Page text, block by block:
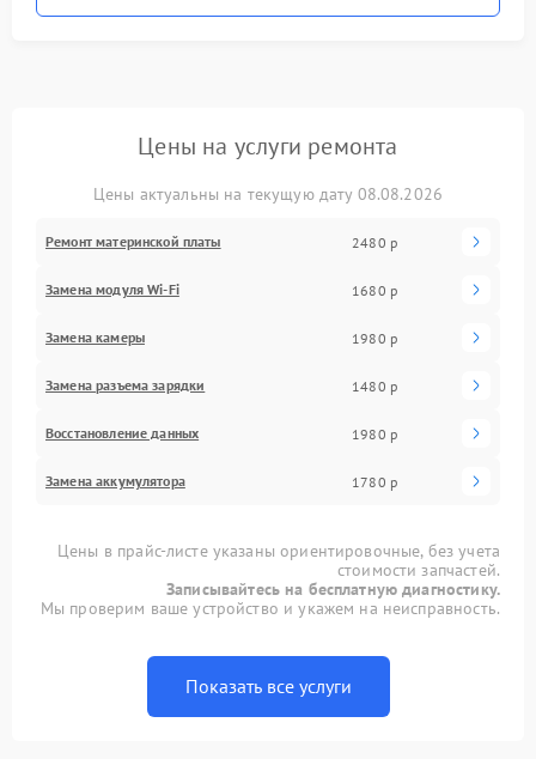
Цены на услуги ремонта
Цены актуальны на текущую дату 08.08.2026
Ремонт материнской платы 2480 р
Замена модуля Wi-Fi 1680 р
Замена камеры 1980 р
Замена разъема зарядки 1480 р
Восстановление данных 1980 р
Замена аккумулятора 1780 р
Цены в прайс-листе указаны ориентировочные, без учета
стоимости запчастей.
Записывайтесь на бесплатную диагностику.
Мы проверим ваше устройство и укажем на неисправность.
Показать все услуги